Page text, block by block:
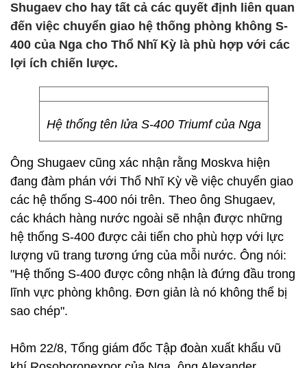
Shugaev cho hay tất cả các quyết định liên quan
đến việc chuyển giao hệ thống phòng không S-
400 của Nga cho Thổ Nhĩ Kỳ là phù hợp với các
lợi ích chiến lược.
Hệ thống tên lửa S-400 Triumf của Nga
Ông Shugaev cũng xác nhận rằng Moskva hiện
đang đàm phán với Thổ Nhĩ Kỳ về việc chuyển giao
các hệ thống S-400 nói trên. Theo ông Shugaev,
các khách hàng nước ngoài sẽ nhận được những
hệ thống S-400 được cải tiến cho phù hợp với lực
lượng vũ trang tương ứng của mỗi nước. Ông nói:
"Hệ thống S-400 được công nhận là đứng đầu trong
lĩnh vực phòng không. Đơn giản là nó không thể bị
sao chép".
Hôm 22/8, Tổng giám đốc Tập đoàn xuất khẩu vũ